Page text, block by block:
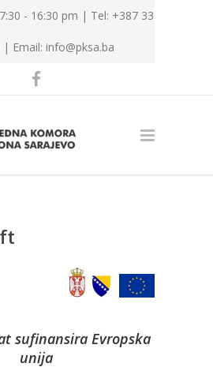
- 16:30 pm | Tel: +387 33
| Email: info@pksa.ba
sufinansira Evropska
unija